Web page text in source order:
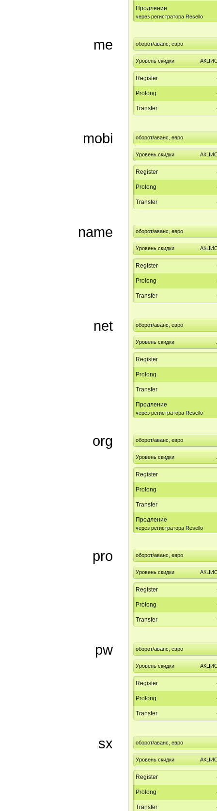
Продление
через регистратора Resello
me оборот/аванс, евро
Уровень скидки
Register
Prolong
Transfer
mobi оборот/аванс, евро
Уровень скидки
Register
Prolong
Transfer
name оборот/аванс, евро
Уровень скидки
Register
Prolong
Transfer
net оборот/аванс, евро
Уровень скидки
Register
Prolong
Transfer
Продление
через регистратора Resello
org оборот/аванс, евро
Уровень скидки
Register
Prolong
Transfer
Продление
через регистратора Resello
pro оборот/аванс, евро
Уровень скидки
Register
Prolong
Transfer
pw оборот/аванс, евро
Уровень скидки
Register
Prolong
Transfer
sx оборот/аванс, евро
Уровень скидки
Register
Prolong
Transfer